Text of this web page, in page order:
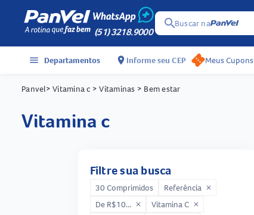
(51) 3218.9000
searchBuscar na
menu Departamentos location_on Informe seu CEP Meus Cupons
Panvel> Vitamina c > Vitaminas > Bem estar
vitamina c
Filtre sua busca
30 Comprimidos Referência close
De R$10... close Vitamina C close